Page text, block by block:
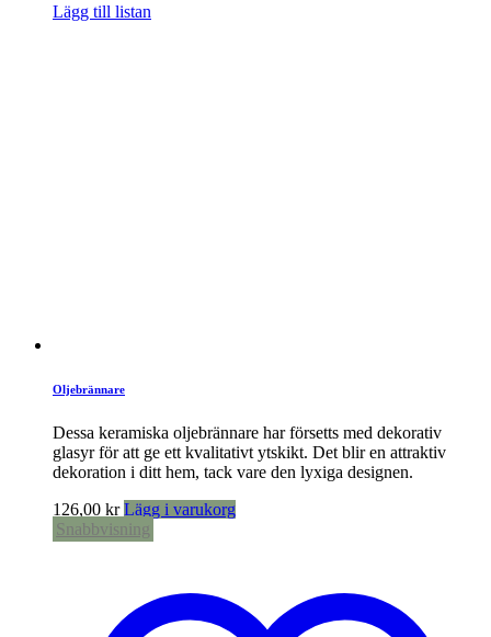
Lägg till listan
Oljebrännare
Dessa keramiska oljebrännare har försetts med dekorativ
glasyr för att ge ett kvalitativt ytskikt. Det blir en attraktiv
dekoration i ditt hem, tack vare den lyxiga designen.
126,00 kr Lägg i varukorg
Snabbvisning